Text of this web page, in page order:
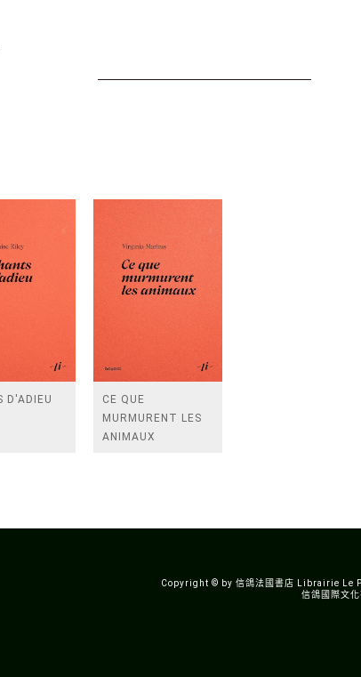
D'ADIEU
CE QUE
MURMURENT LES
ANIMAUX
Copyright © by 信鴿法國書店 Librairie Le
信鴿國際文